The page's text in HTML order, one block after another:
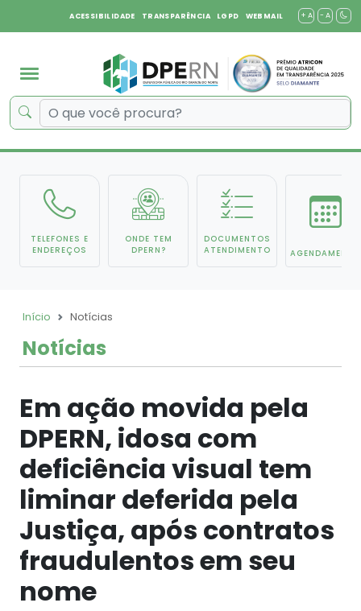
ACESSIBILIDADE TRANSPARÊNCIA LGPD WEBMAIL + A - A
TELEFONES E
ENDEREÇOS
ONDE TEM
DPERN?
DOCUMENTOS
ATENDIMENTO
AGENDAMENTO
Início Notícias
Notícias
Em ação movida pela
DPERN, idosa com
deficiência visual tem
liminar deferida pela
Justiça, após contratos
fraudulentos em seu
nome